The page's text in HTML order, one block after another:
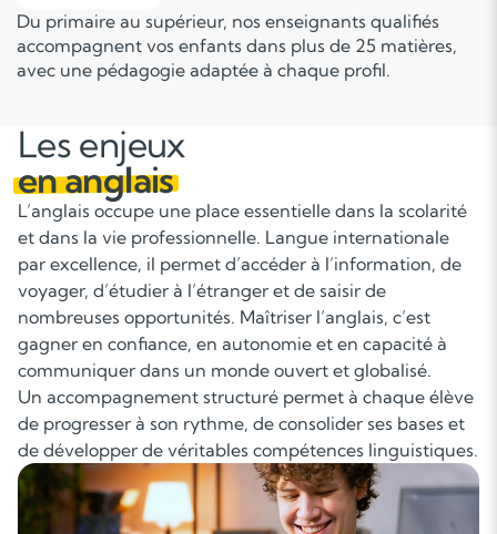
Du primaire au supérieur, nos enseignants qualifiés
accompagnent vos enfants dans plus de 25 matières,
avec une pédagogie adaptée à chaque profil.
Les enjeux
en anglais
L’anglais occupe une place essentielle dans la scolarité
et dans la vie professionnelle. Langue internationale
par excellence, il permet d’accéder à l’information, de
voyager, d’étudier à l’étranger et de saisir de
nombreuses opportunités. Maîtriser l’anglais, c’est
gagner en confiance, en autonomie et en capacité à
communiquer dans un monde ouvert et globalisé.
Un accompagnement structuré permet à chaque élève
de progresser à son rythme, de consolider ses bases et
de développer de véritables compétences linguistiques.